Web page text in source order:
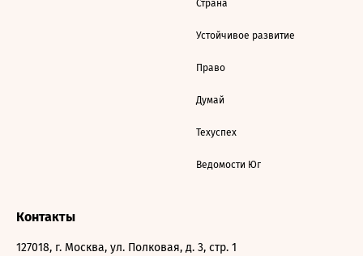
Страна
Устойчивое развитие
Право
Думай
Техуспех
Ведомости Юг
Контакты
127018, г. Москва, ул. Полковая, д. 3, стр. 1